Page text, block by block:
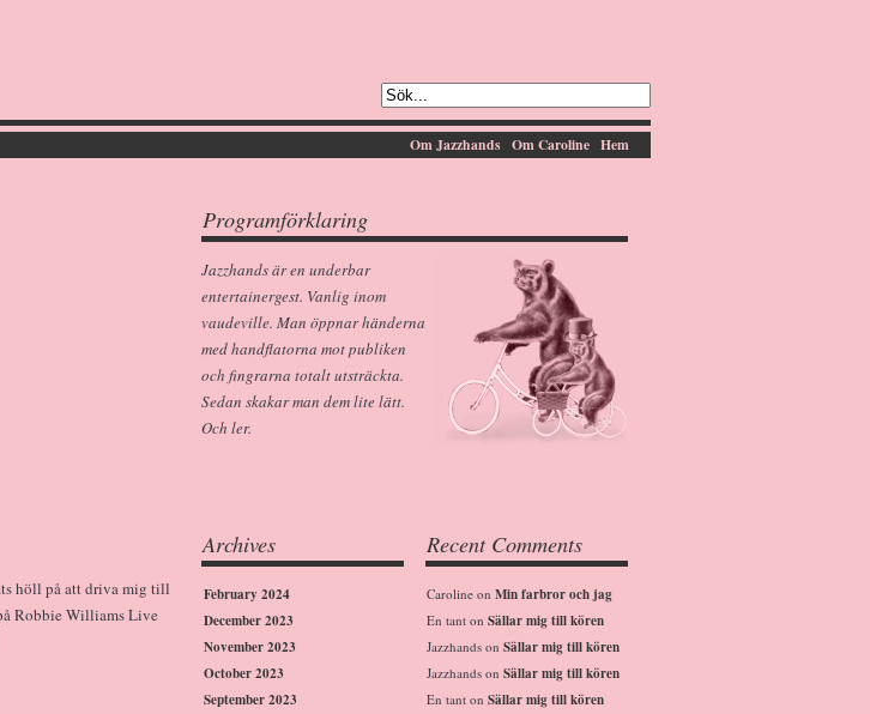
Hem
Om Caroline
Om Jazzhands
höll på att driva mig till
Robbie Williams Live
Programförklaring
Jazzhands är en underbar
entertainergest. Vanlig inom
vaudeville. Man öppnar händerna
med handflatorna mot publiken
och fingrarna totalt utsträckta.
Sedan skakar man dem lite lätt.
Och ler.
Archives
February 2024
December 2023
November 2023
October 2023
September 2023
Recent Comments
Caroline on Min farbror och jag
En tant on Sällar mig till kören
Jazzhands on Sällar mig till kören
Jazzhands on Sällar mig till kören
En tant on Sällar mig till kören